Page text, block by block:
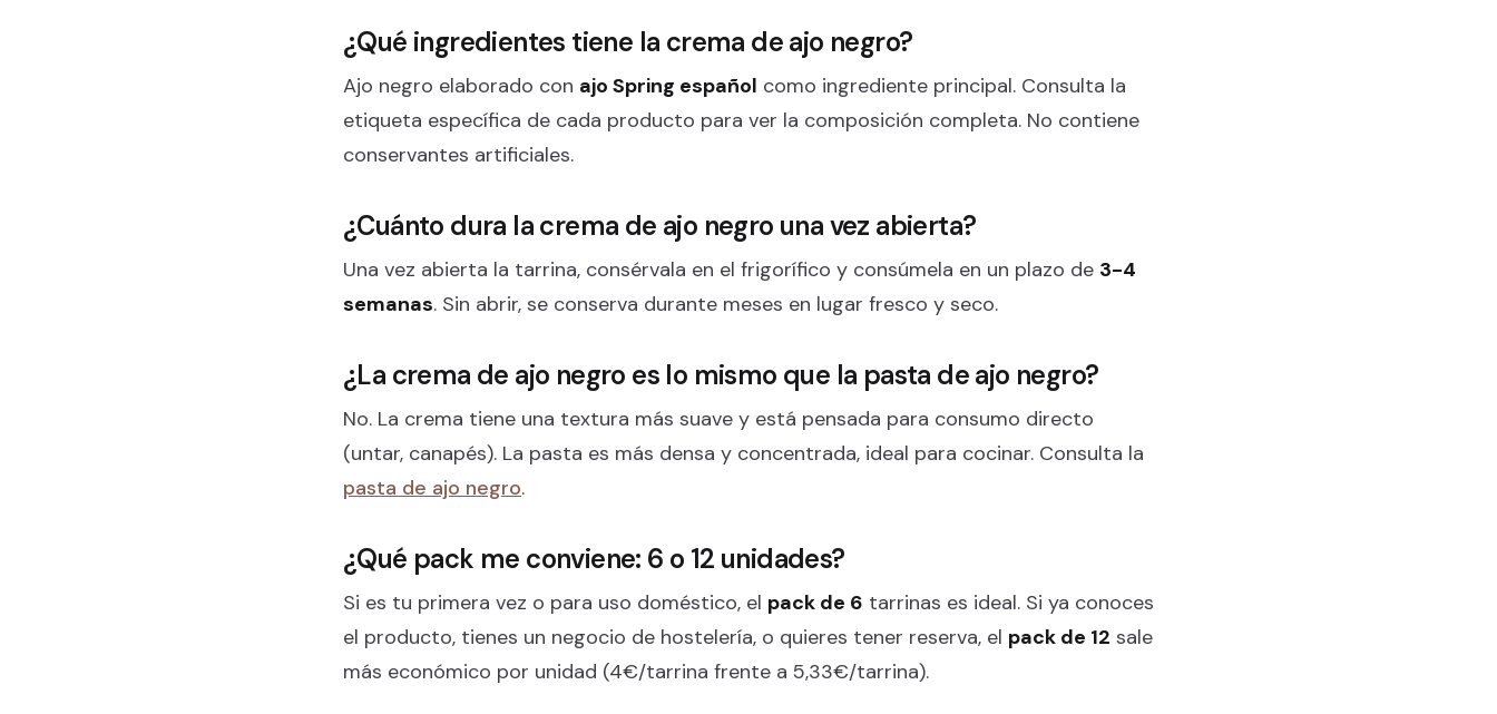
¿Qué ingredientes tiene la crema de ajo negro?
Ajo negro elaborado con ajo Spring español como ingrediente principal. Consulta la
etiqueta específica de cada producto para ver la composición completa. No contiene
conservantes artificiales.
¿Cuánto dura la crema de ajo negro una vez abierta?
Una vez abierta la tarrina, consérvala en el frigorífico y consúmela en un plazo de 3-4
semanas. Sin abrir, se conserva durante meses en lugar fresco y seco.
¿La crema de ajo negro es lo mismo que la pasta de ajo negro?
No. La crema tiene una textura más suave y está pensada para consumo directo
(untar, canapés). La pasta es más densa y concentrada, ideal para cocinar. Consulta la
pasta de ajo negro.
¿Qué pack me conviene: 6 o 12 unidades?
Si es tu primera vez o para uso doméstico, el pack de 6 tarrinas es ideal. Si ya conoces
el producto, tienes un negocio de hostelería, o quieres tener reserva, el pack de 12 sale
más económico por unidad (4€/tarrina frente a 5,33€/tarrina).